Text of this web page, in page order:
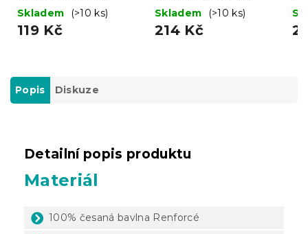
Skladem
(>10 ks)
119 Kč
Skladem
(>10 ks)
214 Kč
Popis Diskuze
Detailní popis produktu
Materiál
100% česaná bavlna Renforcé